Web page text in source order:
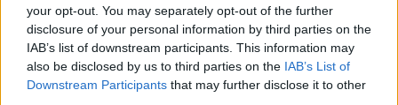
your opt-out. You may separately opt-out of the further
disclosure of your personal information by third parties on the
IAB’s list of downstream participants. This information may
also be disclosed by us to third parties on the IAB’s List of
Downstream Participants that may further disclose it to other
Fienile de "La vita è bella", mozione per salvarlo
Stefano Massini al Teatro Petrarca